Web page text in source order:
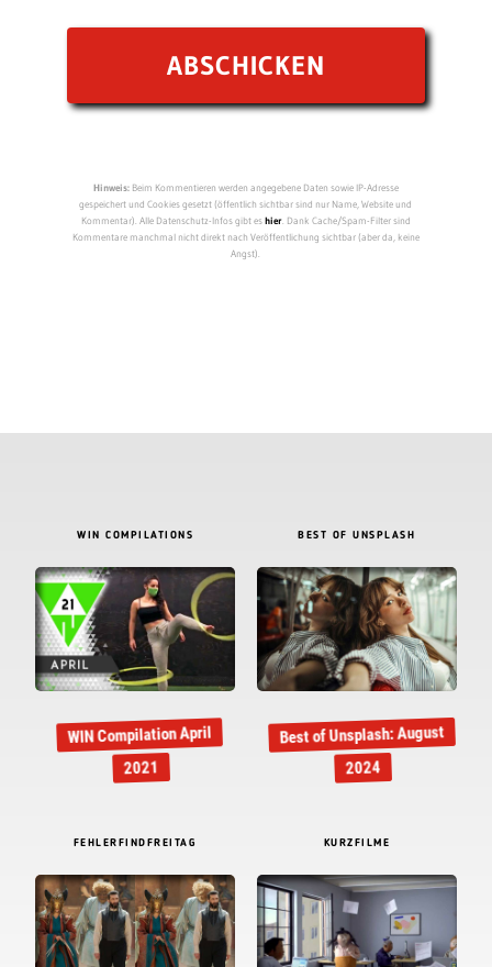
Hinweis:Beim Kommentieren werden angegebene Daten sowie IP-Adresse
gespeichert und Cookies gesetzt (öffentlich sichtbar sind nur Name, Website und
Kommentar). Alle Datenschutz-Infos gibt eshier. Dank Cache/Spam-Filter sind
Kommentare manchmal nicht direkt nach Veröffentlichung sichtbar (aber da, keine
Angst).
WIN COMPILATIONS
WIN Compilation April
2021
BEST OF UNSPLASH
Best of Unsplash: August
2024
FEHLERFINDFREITAG KURZFILME